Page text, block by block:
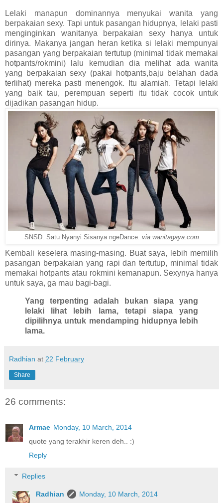
Lelaki manapun dominannya menyukai wanita yang
berpakaian sexy. Tapi untuk pasangan hidupnya, lelaki pasti
menginginkan wanitanya berpakaian sexy hanya untuk
dirinya. Makanya jangan heran ketika si lelaki mempunyai
pasangan yang berpakaian tertutup (minimal tidak memakai
hotpants/rokmini) lalu kemudian dia melihat ada wanita
yang berpakaian sexy (pakai hotpants,baju belahan dada
terlihat) mereka pasti menengok. Itu alamiah. Tetapi lelaki
yang baik tau, perempuan seperti itu tidak cocok untuk
dijadikan pasangan hidup.
SNSD. Satu Nyanyi Sisanya ngeDance. via wanitagaya.com
Kembali keselera masing-masing. Buat saya, lebih memilih
pasangan berpakaian yang rapi dan tertutup, minimal tidak
memakai hotpants atau rokmini kemanapun. Sexynya hanya
untuk saya, ga mau bagi-bagi.
Yang terpenting adalah bukan siapa yang
lelaki lihat lebih lama, tetapi siapa yang
dipilihnya untuk mendamping hidupnya lebih
lama.
Radhian at 22 February
Share
26 comments:
Armae Monday, 10 March, 2014
quote yang terakhir keren deh.. :)
Reply
Replies
Radhian
Monday, 10 March, 2014